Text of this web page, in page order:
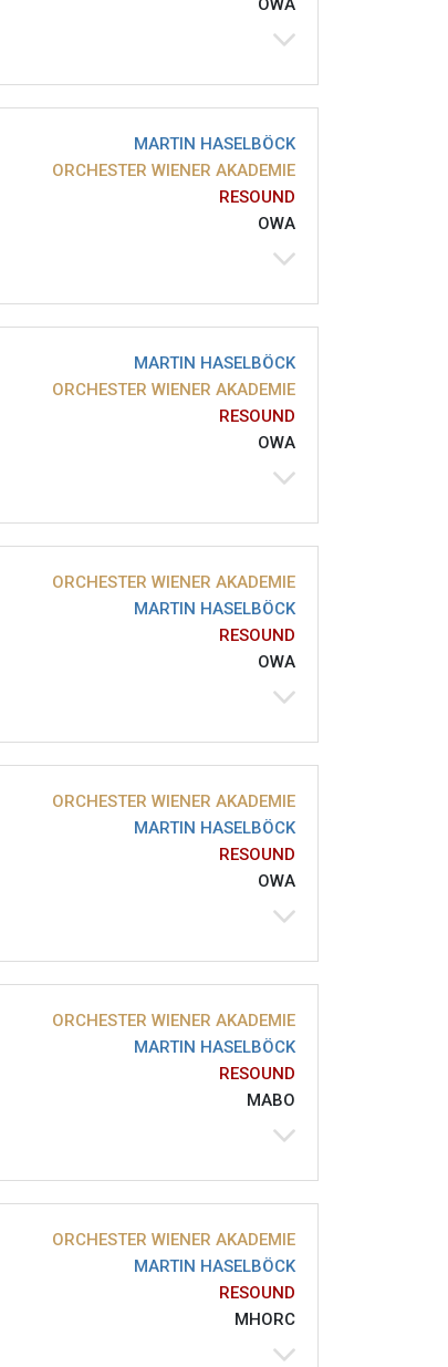
MARTIN HASELBÖCK
ORCHESTER WIENER AKADEMIE
RESOUND
OWA
MARTIN HASELBÖCK
ORCHESTER WIENER AKADEMIE
RESOUND
OWA
ORCHESTER WIENER AKADEMIE
MARTIN HASELBÖCK
RESOUND
OWA
ORCHESTER WIENER AKADEMIE
MARTIN HASELBÖCK
RESOUND
OWA
ORCHESTER WIENER AKADEMIE
MARTIN HASELBÖCK
RESOUND
MABO
ORCHESTER WIENER AKADEMIE
MARTIN HASELBÖCK
RESOUND
MHORC